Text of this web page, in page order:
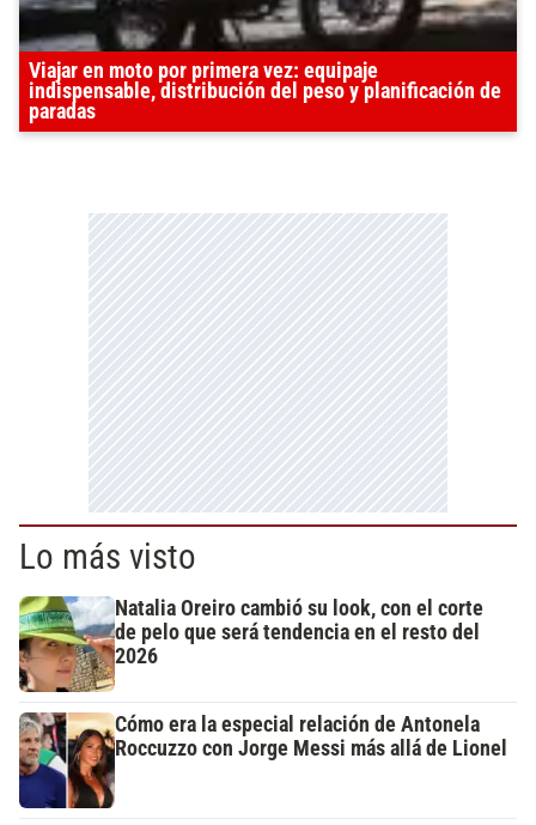
Viajar en moto por primera vez: equipaje
indispensable, distribución del peso y planificación de
paradas
Lo más visto
Natalia Oreiro cambió su look, con el corte
de pelo que será tendencia en el resto del
2026
Cómo era la especial relación de Antonela
Roccuzzo con Jorge Messi más allá de Lionel